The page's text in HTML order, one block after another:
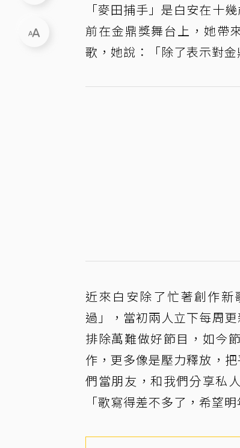
「麥田捕手」是白安在十
前在金鼎獎舞台上，她帶
歌，她說：「除了表示對
近來白安除了忙著創作
過」，當初兩人立下每周
排除萬難做好節目，如今
作，更多像是壓力釋放，
們當朋友，和我們分享私
「歌寫得差不多了，希望明